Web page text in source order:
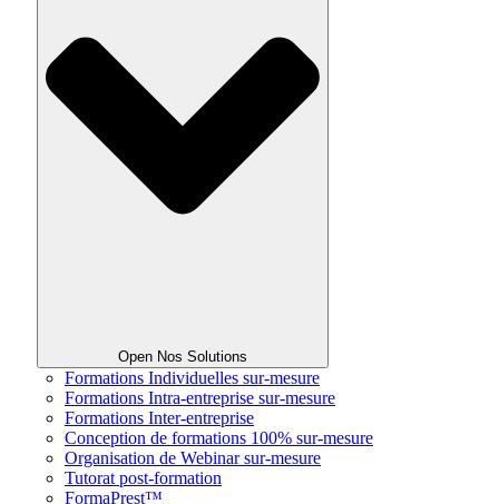
Open Nos Solutions
Formations Individuelles sur-mesure
Formations Intra-entreprise sur-mesure
Formations Inter-entreprise
Conception de formations 100% sur-mesure
Organisation de Webinar sur-mesure
Tutorat post-formation
FormaPrest™